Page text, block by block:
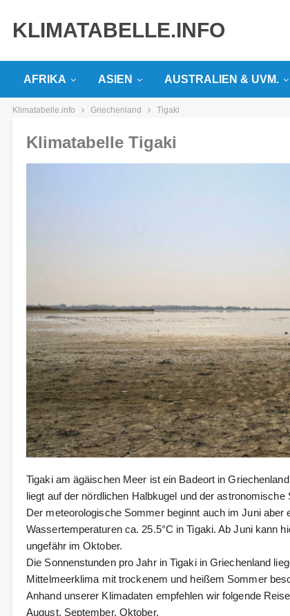
KLIMATABELLE.INFO
AFRIKA ASIEN AUSTRALIEN & UVM.
Klimatabelle.info Griechenland Tigaki
Klimatabelle Tigaki
Tigaki am ägäischen Meer ist ein Badeort in
liegt auf der nördlichen Halbkugel und der
Der meteorologische Sommer beginnt auch im Juni
Wassertemperaturen ca. 25.5°C in Tigaki. Ab Juni kann
ungefähr im Oktober.
Die Sonnenstunden pro Jahr in Tigaki in Griechenland
Mittelmeerklima mit trockenem und heißem Sommer
Anhand unserer Klimadaten empfehlen wir folgende
August, September, Oktober.